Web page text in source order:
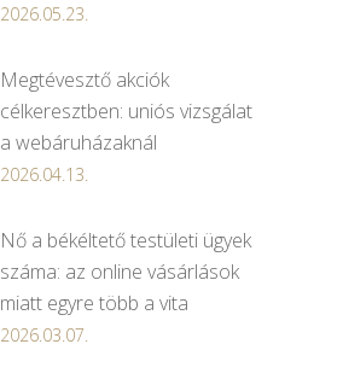
2026.05.23.
Megtévesztő akciók
célkeresztben: uniós vizsgálat
a webáruházaknál
2026.04.13.
Nő a békéltető testületi ügyek
száma: az online vásárlások
miatt egyre több a vita
2026.03.07.